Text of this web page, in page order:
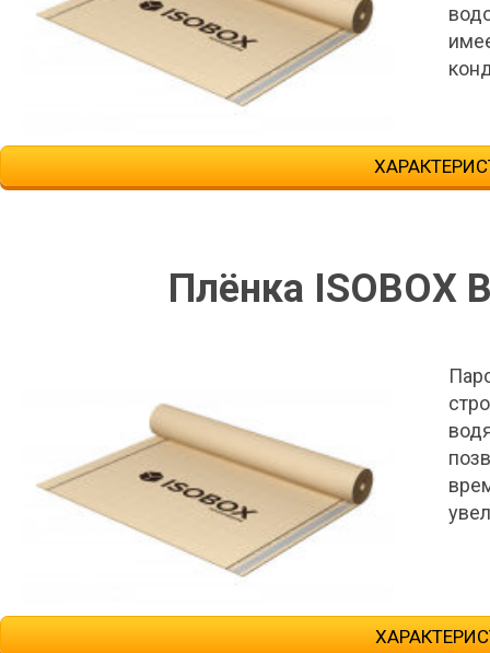
Плёнка ISOBOX